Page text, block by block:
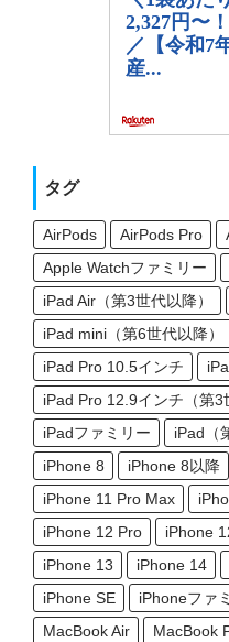
タグ
AirPods AirPods Pro
Apple Watchファミリー
iPad Air（第3世代以降）
iPad mini（第6世代以降）
iPad Pro 10.5インチ
iPad Pro 12.9インチ（第3
iPadファミリー
iPad（
iPhone 8
iPhone 8以降
iPhone 11 Pro Max
iPhone 12 Pro
iPhone
iPhone 13
iPhone 14
iPhone SE
iPhoneファ
MacBook Air
MacBook